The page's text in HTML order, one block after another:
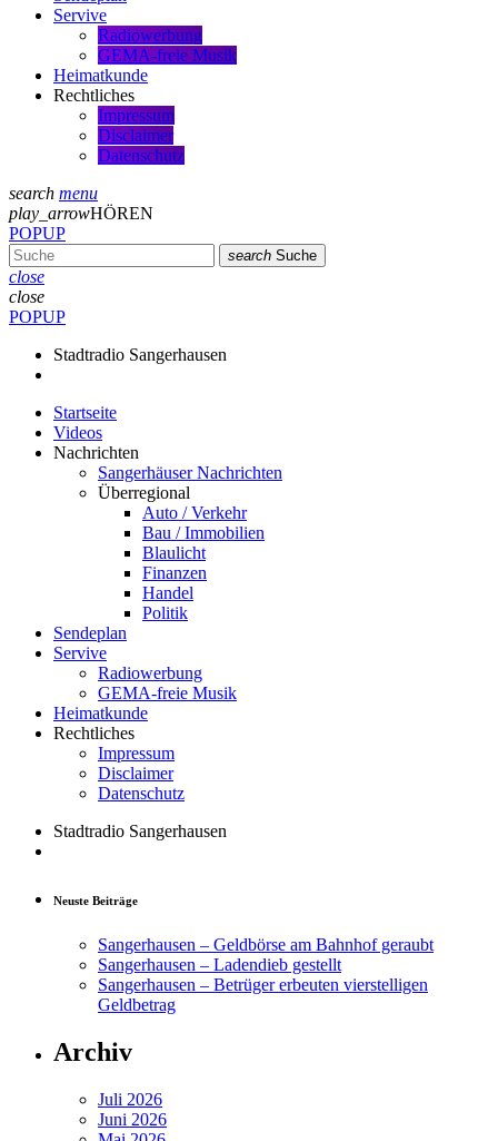
Servive
Radiowerbung
GEMA-freie Musik
Heimatkunde
Rechtliches
Impressum
Disclaimer
Datenschutz
search menu
play_arrowHÖREN
POPUP
search Suche
close
close
POPUP
Stadtradio Sangerhausen
Startseite
Videos
Nachrichten
Sangerhäuser Nachrichten
Überregional
Auto / Verkehr
Bau / Immobilien
Blaulicht
Finanzen
Handel
Politik
Sendeplan
Servive
Radiowerbung
GEMA-freie Musik
Heimatkunde
Rechtliches
Impressum
Disclaimer
Datenschutz
Stadtradio Sangerhausen
Neuste Beiträge
Sangerhausen – Geldbörse am Bahnhof geraubt
Sangerhausen – Ladendieb gestellt
Sangerhausen – Betrüger erbeuten vierstelligen
Geldbetrag
Archiv
Juli 2026
Juni 2026